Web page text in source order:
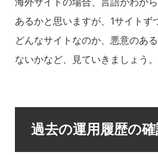
あるかと思いますが、1サイトず
どんなサイトなのか、悪意のあ
ないかなど、見ていきましょう。
過去の運用履歴の